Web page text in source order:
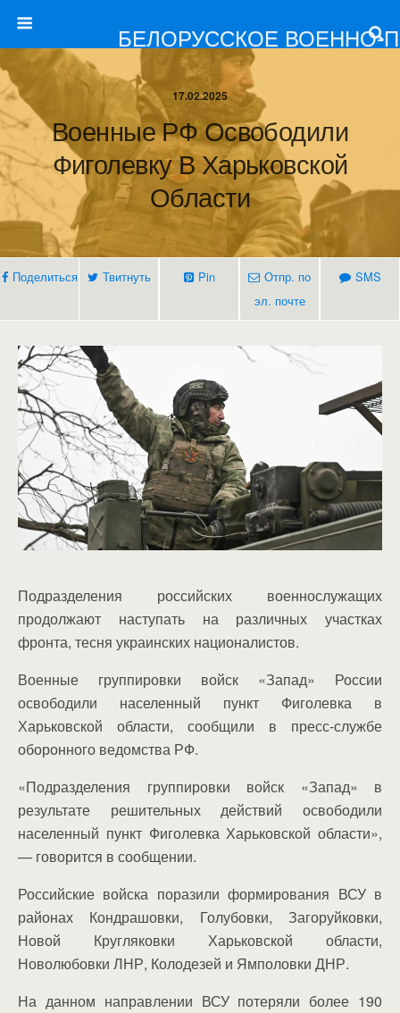
БЕЛОРУССКОЕ ВОЕННО-
17.02.2025
Военные РФ Освободили
Фиголевку В Харьковской
Области
Поделиться Твитнуть Pin
Отпр. по
эл. почте
SMS
Подразделения российских военнослужащих
продолжают наступать на различных участках
фронта, тесня украинских националистов.
Военные группировки войск «Запад» России
освободили населенный пункт Фиголевка в
Харьковской области, сообщили в пресс-службе
оборонного ведомства РФ.
«Подразделения группировки войск «Запад» в
результате решительных действий освободили
населенный пункт Фиголевка Харьковской области»,
— говорится в сообщении.
Российские войска поразили формирования ВСУ в
районах Кондрашовки, Голубовки, Загоруйковки,
Новой Кругляковки Харьковской области,
Новолюбовки ЛНР, Колодезей и Ямполовки ДНР.
На данном направлении ВСУ потеряли более 190